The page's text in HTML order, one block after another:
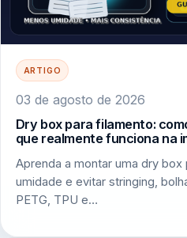
ARTIGO
03 de agosto de 2026
Dry box para filamento:
que realmente funciona na
Aprenda a montar uma dry
umidade e evitar stringing,
PETG, TPU e…